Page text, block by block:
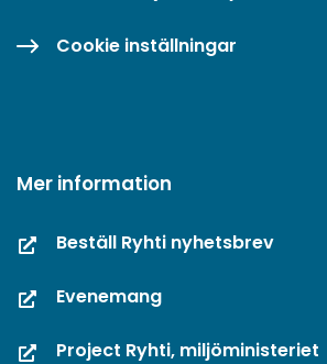
Cookie inställningar
Mer information
Beställ Ryhti nyhetsbrev
Evenemang
Project Ryhti, miljöministeriet